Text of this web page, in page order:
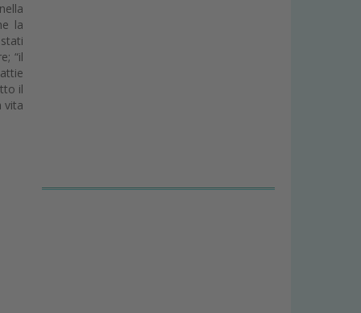
la
“il
il
vita